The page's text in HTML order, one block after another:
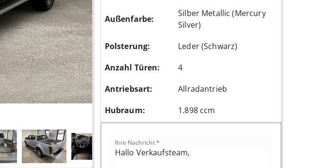
Außenfarbe:
Silber Metallic (Mercury
Silver)
Polsterung:
Leder (Schwarz)
Anzahl Türen:
4
Antriebsart:
Allradantrieb
Hubraum: 1.898 ccm
Ihre Nachricht*